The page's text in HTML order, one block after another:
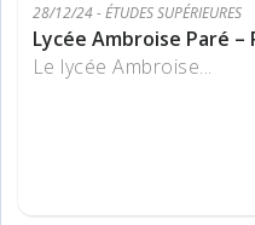
28/12/24 - ÉTUDES SUPÉRIEURES
Lycée Ambroise Paré
Le lycée Ambroise...